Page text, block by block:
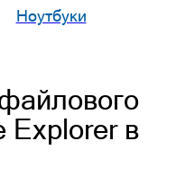
Ноутбуки
Explorer в